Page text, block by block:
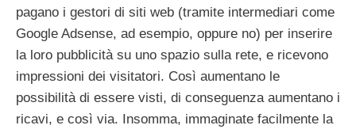
pagano i gestori di siti web (tramite intermediari come
Google Adsense, ad esempio, oppure no) per inserire
la loro pubblicità su uno spazio sulla rete, e ricevono
impressioni dei visitatori. Così aumentano le
possibilità di essere visti, di conseguenza aumentano i
ricavi, e così via. Insomma, immaginate facilmente la